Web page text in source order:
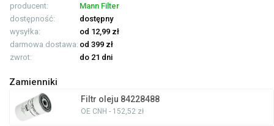
producent:
Mann Filter
dostępność:
dostępny
wysyłka:
od 12,99 zł
darmowa dostawa: od 399 zł
zwrot:
do 21 dni
Zamienniki
Filtr oleju 84228488
OE CNH - 152,52 zł